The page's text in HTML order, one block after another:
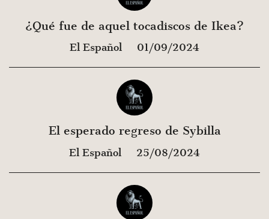
¿Qué fue de aquel tocadiscos de Ikea?
El Español 01/09/2024
El esperado regreso de Sybilla
El Español 25/08/2024